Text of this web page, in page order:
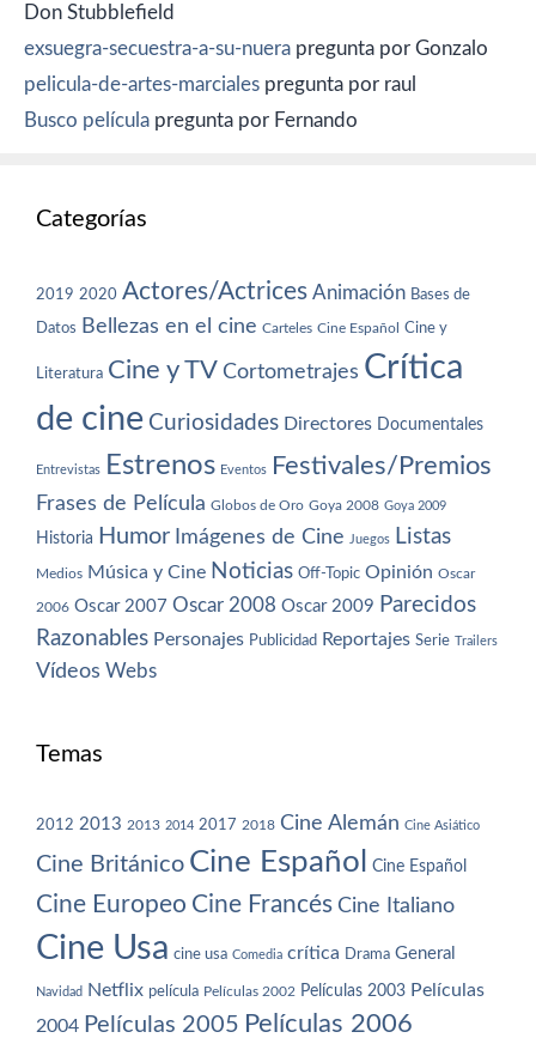
Don Stubblefield
exsuegra-secuestra-a-su-nuera pregunta por Gonzalo
pelicula-de-artes-marciales pregunta por raul
Busco película pregunta por Fernando
Categorías
2019 2020 Actores/Actrices Animación Bases de
Datos Bellezas en el cine Carteles Cine Español Cine y
Literatura Cine y TV Cortometrajes Crítica
de cine Curiosidades Directores Documentales
Entrevistas Estrenos Eventos Festivales/Premios
Frases de Película Globos de Oro Goya 2008 Goya 2009
Historia Humor Imágenes de Cine Juegos Listas
Medios Música y Cine Noticias Off-Topic Opinión Oscar
2006 Oscar 2007 Oscar 2008 Oscar 2009 Parecidos
Razonables Personajes Publicidad Reportajes Serie Trailers
Vídeos Webs
Temas
2012 2013 2013 2014 2017 2018 Cine Alemán Cine Asiático
Cine Británico Cine Español Cine Español
Cine Europeo Cine Francés Cine Italiano
Cine Usa cine usa Comedia crítica Drama General
Navidad Netflix película Películas 2002 Películas 2003 Películas
2004 Películas 2005 Películas 2006